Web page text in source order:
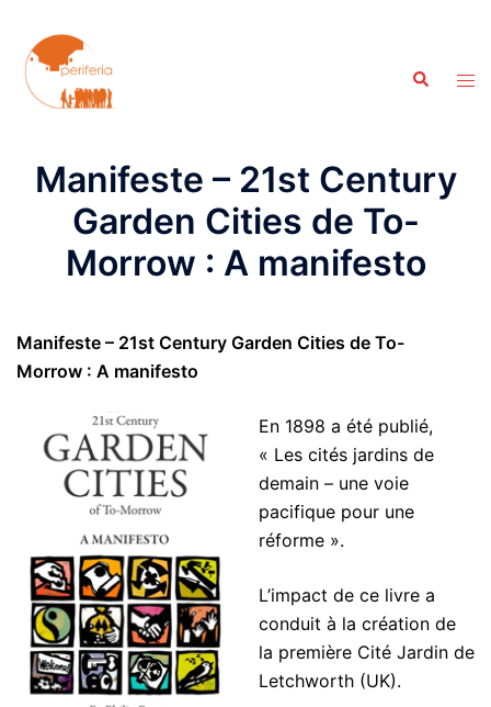
contenu
Manifeste – 21st Century
Garden Cities de To-
Morrow : A manifesto
Manifeste – 21st Century Garden Cities de To-
Morrow : A manifesto
En 1898 a été publié,
« Les cités jardins de
demain – une voie
pacifique pour une
réforme ».
L’impact de ce livre a
conduit à la création de
la première Cité Jardin de
Letchworth (UK).